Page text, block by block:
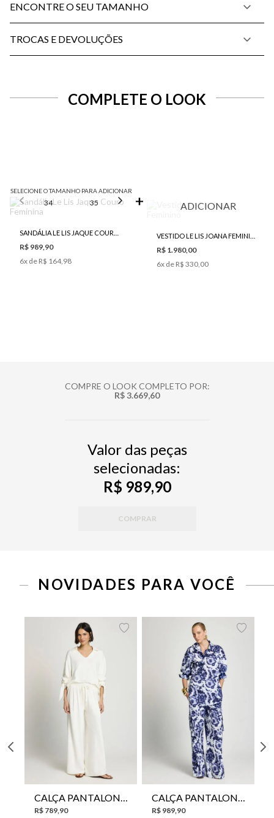
ENCONTRE O SEU TAMANHO
TROCAS E DEVOLUÇÕES
COMPLETE O LOOK
SELECIONE O TAMANHO PARA ADICIONAR
34 35 36 37 38
R$ 989,90
6x de R$ 164,98
ADICIONAR
R$ 1.980,00
6x de R$ 330,00
COMPRE O LOOK COMPLETO POR:
R$ 3.669,60
Valor das peças
selecionadas:
R$ 989,90
COMPRAR
NOVIDADES PARA VOCÊ
CALÇA PANTALONA LE LIS HORI FEMININA
R$ 789,90
CALÇA PANTALONA LE LIS JESSICA FEMININA
R$ 989,90